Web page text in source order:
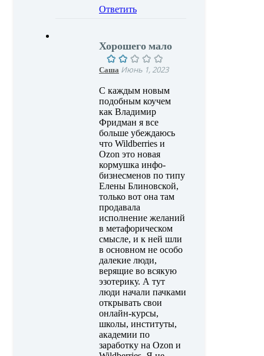
Ответить
Хорошего мало
Саша Июнь 1, 2023
С каждым новым
подобным коучем
как Владимир
Фридман я все
больше убеждаюсь
что Wildberries и
Ozon это новая
кормушка инфо-
бизнесменов по типу
Елены Блиновской,
только вот она там
продавала
исполнение желаний
в метафорическом
смысле, и к ней шли
в основном не особо
далекие люди,
верящие во всякую
эзотерику. А тут
люди начали пачками
открывать свои
онлайн-курсы,
школы, институты,
академии по
заработку на Ozon и